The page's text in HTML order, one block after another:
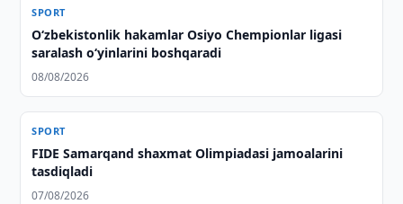
SPORT
O‘zbekistonlik hakamlar Osiyo Chempionlar ligasi
saralash o‘yinlarini boshqaradi
08/08/2026
SPORT
FIDE Samarqand shaxmat Olimpiadasi jamoalarini
tasdiqladi
07/08/2026